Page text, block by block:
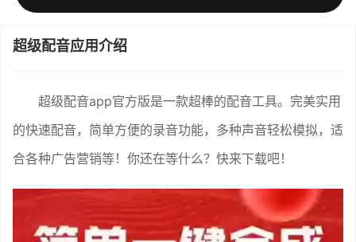
超级配音应用介绍
超级配音app官方版是一款超棒的配音工具。完美实用
的快速配音，简单方便的录音功能，多种声音轻松模拟，适
合各种广告营销等！你还在等什么？快来下载吧！